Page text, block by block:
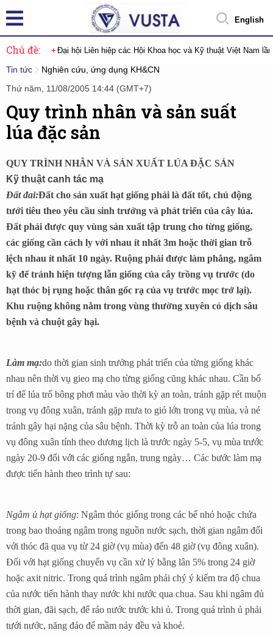
English
Chủ đề: Đại hội Liên hiệp các Hội Khoa học và Kỹ thuật Việt Nam
Tin tức
Nghiên cứu, ứng dụng KH&CN
Thứ năm, 11/08/2005 14:44 (GMT+7)
Quy trình nhân và sản suất
lúa đặc sản
QUY TRÌNH NHÂN VÀ SẢN XUẤT LÚA ĐẶC SẢN
Kỹ thuật canh tác mạ
Đất đai:Đất cho sản xuất hạt giống phải là đất tốt, chủ động
tưới tiêu theo yêu cầu sinh trưởng và phát triển của cây lúa.
Đất phải được quy vùng sản xuất tập trung cho từng giống,
các giống cần cách ly với nhau ít nhất 3m hoặc thời gian trỗ
lệch nhau ít nhất 10 ngày. Ruộng phải được làm phẳng, ngâm
kỹ để tránh hiện tượng lẫn giống của cây trồng vụ trước (do
hạt thóc bị rụng hoặc thân gốc rạ của vụ trước mọc trở lại).
Khu ruộng không nằm trong vùng thường xuyên có dịch sâu
bệnh và chuột gây hại.
Làm mạ:do thời gian sinh trưởng phát triển của từng giống khác
nhau nên thời vụ gieo mạ cho từng giống cũng khác nhau. Cần bố
trí để lúa trổ bông phơi màu vào thời kỳ an toàn, tránh gặp rét muộn
trong vụ đông xuân, tránh gặp mưa to gió lớn trong vụ mùa, và né
tránh gây hại nặng của sâu bệnh. Thời kỳ trỗ an toàn của lúa trong
vụ đông xuân tính theo dương lịch là trước ngày 5-5, vụ mùa trước
ngày 20-9 đối với các giống ngắn, trung ngày… Các bước làm mạ
được tiến hành theo trình tự sau:
Ngâm ủ hạt giống: Ngâm thóc giống trong các bể nhỏ hoặc chứa
trong bao thoáng ngâm trong nguồn nước sạch, thời gian ngâm đối
với thóc đã qua vụ từ 24 giờ (vụ mùa) đến 48 giờ (vụ đông xuân).
Đối với hạt giống chuyển vụ cần xử lý bằng lân 5% trong 24 giờ
hoặc axit nitric. Trong quá trình ngâm phải chý ý kiểm tra độ chua
của nước tiến hành thay nước khi nước qua chua. Sau khi ngâm đủ
thời gian, đãi sạch, để ráo nước trước khi ủ. Trong quá trình ủ phải
tưới nước, năng đảo để mầm nảy đều và khoẻ.